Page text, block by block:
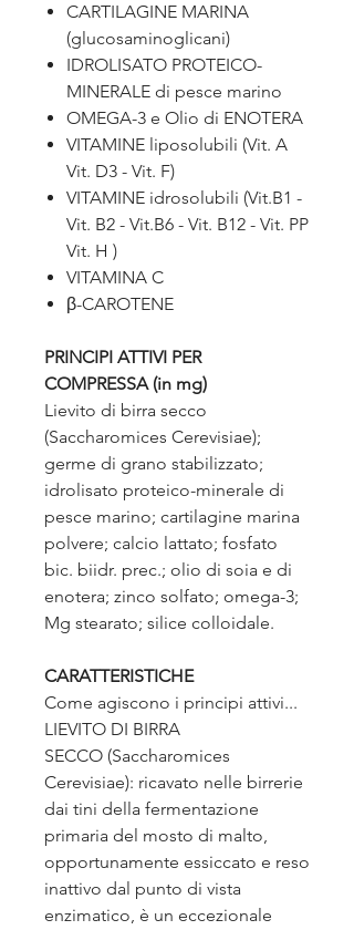
CARTILAGINE MARINA
(glucosaminoglicani)
IDROLISATO PROTEICO-
MINERALE di pesce marino
OMEGA-3 e Olio di ENOTERA
VITAMINE liposolubili (Vit. A
Vit. D3 - Vit. F)
VITAMINE idrosolubili (Vit.B1 -
Vit. B2 - Vit.B6 - Vit. B12 - Vit. PP
Vit. H )
VITAMINA C
β-CAROTENE
PRINCIPI ATTIVI PER
COMPRESSA (in mg)
Lievito di birra secco
(Saccharomices Cerevisiae);
germe di grano stabilizzato;
idrolisato proteico-minerale di
pesce marino; cartilagine marina
polvere; calcio lattato; fosfato
bic. biidr. prec.; olio di soia e di
enotera; zinco solfato; omega-3;
Mg stearato; silice colloidale.
CARATTERISTICHE
Come agiscono i principi attivi...
LIEVITO DI BIRRA
SECCO (Saccharomices
Cerevisiae): ricavato nelle birrerie
dai tini della fermentazione
primaria del mosto di malto,
opportunamente essiccato e reso
inattivo dal punto di vista
enzimatico, è un eccezionale